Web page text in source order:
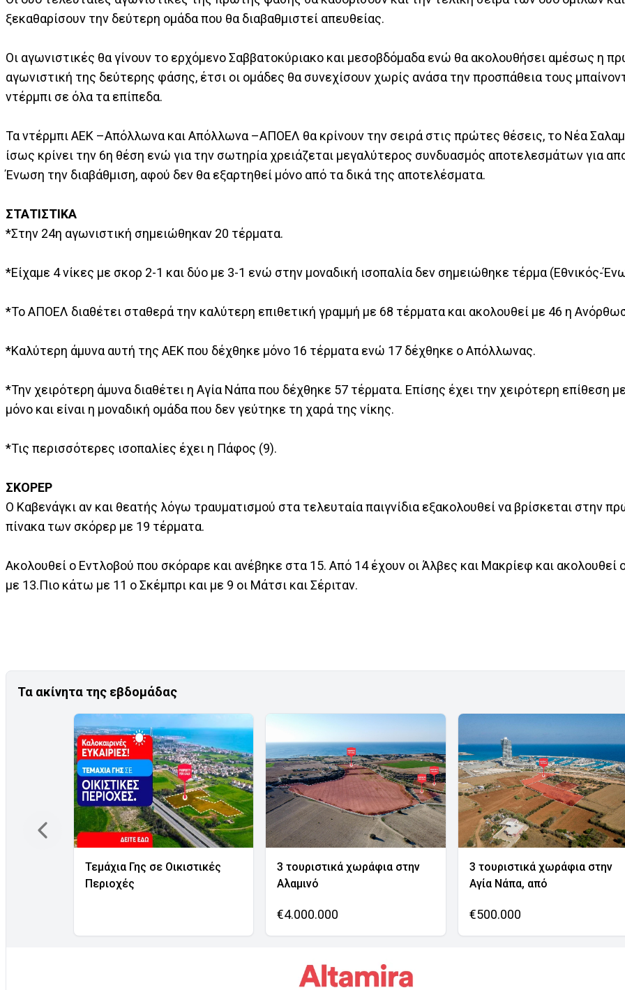
ξεκαθαρίσουν την δεύτερη ομάδα που θα διαβαθμιστεί απευθείας.
Οι αγωνιστικές θα γίνουν το ερχόμενο Σαββατοκύριακο και μεσοβδόμαδα ενώ θα ακολουθήσει αμέσως η
αγωνιστική της δεύτερης φάσης, έτσι οι ομάδες θα συνεχίσουν χωρίς ανάσα την προσπάθεια τους
ντέρμπι σε όλα τα επίπεδα.
Τα ντέρμπι ΑΕΚ –Απόλλωνα και Απόλλωνα –ΑΠΟΕΛ θα κρίνουν την σειρά στις πρώτες θέσεις, το Νέα
ίσως κρίνει την 6η θέση ενώ για την σωτηρία χρειάζεται μεγαλύτερος συνδυασμός αποτελεσμάτων για
Ένωση την διαβάθμιση, αφού δεν θα εξαρτηθεί μόνο από τα δικά της αποτελέσματα.
ΣΤΑΤΙΣΤΙΚΑ
*Στην 24η αγωνιστική σημειώθηκαν 20 τέρματα.
*Είχαμε 4 νίκες με σκορ 2-1 και δύο με 3-1 ενώ στην μοναδική ισοπαλία δεν σημειώθηκε τέρμα (Εθνικός-
*Το ΑΠΟΕΛ διαθέτει σταθερά την καλύτερη επιθετική γραμμή με 68 τέρματα και ακολουθεί με 46 η
*Καλύτερη άμυνα αυτή της ΑΕΚ που δέχθηκε μόνο 16 τέρματα ενώ 17 δέχθηκε ο Απόλλωνας.
*Την χειρότερη άμυνα διαθέτει η Αγία Νάπα που δέχθηκε 57 τέρματα. Επίσης έχει την χειρότερη επίθεση
μόνο και είναι η μοναδική ομάδα που δεν γεύτηκε τη χαρά της νίκης.
*Τις περισσότερες ισοπαλίες έχει η Πάφος (9).
ΣΚΟΡΕΡ
Ο Καβενάγκι αν και θεατής λόγω τραυματισμού στα τελευταία παιγνίδια εξακολουθεί να βρίσκεται στην
πίνακα των σκόρερ με 19 τέρματα.
Ακολουθεί ο Εντλοβού που σκόραρε και ανέβηκε στα 15. Από 14 έχουν οι Άλβες και Μακρίεφ και ακολουθεί
με 13.Πιο κάτω με 11 ο Σκέμπρι και με 9 οι Μάτσι και Σέριταν.
Τα ακίνητα της εβδομάδας
Τεμάχια Γης σε Οικιστικές
Περιοχές
3 τουριστικά χωράφια στην
Αλαμινό
€4.000.000
3 τουριστικά χωράφια στην
Αγία Νάπα, από
€500.000